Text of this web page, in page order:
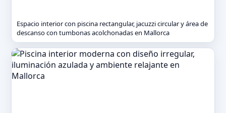
Espacio interior con piscina rectangular, jacuzzi circular y área de
descanso con tumbonas acolchonadas en Mallorca